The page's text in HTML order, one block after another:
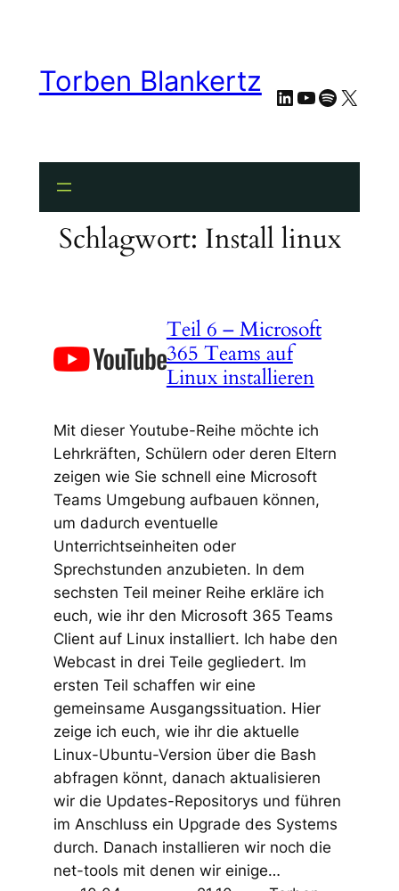
springenTorben Blankertz LinkedIn
YouTube
Spotify
X
Schlagwort: Install linux
Teil 6 – Microsoft
365 Teams auf
Linux installieren
Mit dieser Youtube-Reihe möchte ich
Lehrkräften, Schülern oder deren Eltern
zeigen wie Sie schnell eine Microsoft
Teams Umgebung aufbauen können,
um dadurch eventuelle
Unterrichtseinheiten oder
Sprechstunden anzubieten. In dem
sechsten Teil meiner Reihe erkläre ich
euch, wie ihr den Microsoft 365 Teams
Client auf Linux installiert. Ich habe den
Webcast in drei Teile gegliedert. Im
ersten Teil schaffen wir eine
gemeinsame Ausgangssituation. Hier
zeige ich euch, wie ihr die aktuelle
Linux-Ubuntu-Version über die Bash
abfragen könnt, danach aktualisieren
wir die Updates-Repositorys und führen
im Anschluss ein Upgrade des Systems
durch. Danach installieren wir noch die
net-tools mit denen wir einige…